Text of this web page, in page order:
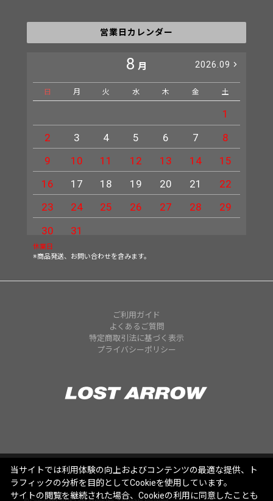
営業日カレンダー
8 月 2026.09
日 月 火 水 木 金 土
1
2
3 4 5 6 7
8
9
10 11 12 13 14
15
16
17 18 19 20 21
22
23
24 25 26 27 28
29
30
31
休業日
※商品発送、お問い合わせを含みます。
ご利用ガイド
よくあるご質問
特定商取引法に基づく表示
プライバシーポリシー
当サイトでは利用体験の向上およびコンテンツの最適な提供、ト
ラフィックの分析を目的としてCookieを使用しています。
サイトの閲覧を継続された場合、Cookieの利用に同意したことも